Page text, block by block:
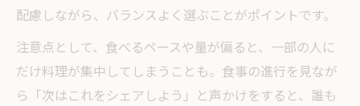
配慮しながら、バランスよく選ぶことがポイントです。
注意点として、食べるペースや量が偏ると、一部の人に
だけ料理が集中してしまうことも。食事の進行を見なが
ら「次はこれをシェアしよう」と声かけをすると、誰も